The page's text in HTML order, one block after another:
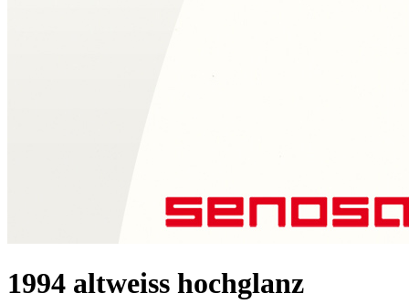
1994 altweiss hochglanz